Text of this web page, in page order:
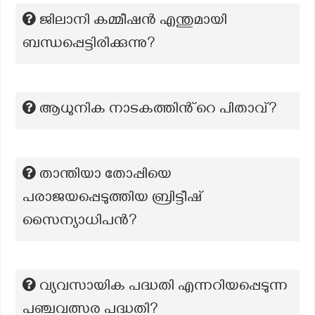
ജിലാനി കമ്മീഷൻ എന്തുമായി
ബന്ധപ്പെട്ടിരിക്കുന്നു?
ആധുനിക നാടകത്തിൻ്റെ പിതാവ്?
താന്തിയാ തോപ്പിയെ
പരാജയപ്പെടുത്തിയ ബ്രിട്ടീഷ്
സൈന്യാധിപൻ?
വ്യവസായിക പദ്ധതി എന്നറിയപ്പെടുന്ന
പഞ്ചവത്സര പദ്ധതി?